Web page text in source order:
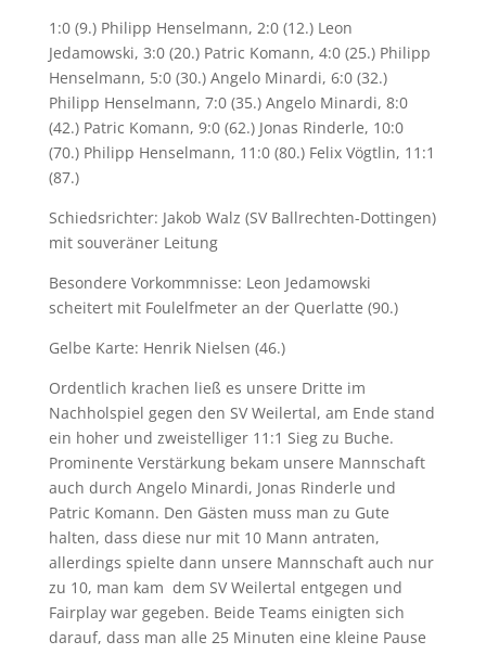
1:0 (9.) Philipp Henselmann, 2:0 (12.) Leon
Jedamowski, 3:0 (20.) Patric Komann, 4:0 (25.) Philipp
Henselmann, 5:0 (30.) Angelo Minardi, 6:0 (32.)
Philipp Henselmann, 7:0 (35.) Angelo Minardi, 8:0
(42.) Patric Komann, 9:0 (62.) Jonas Rinderle, 10:0
(70.) Philipp Henselmann, 11:0 (80.) Felix Vögtlin, 11:1
(87.)
Schiedsrichter: Jakob Walz (SV Ballrechten-Dottingen)
mit souveräner Leitung
Besondere Vorkommnisse: Leon Jedamowski
scheitert mit Foulelfmeter an der Querlatte (90.)
Gelbe Karte: Henrik Nielsen (46.)
Ordentlich krachen ließ es unsere Dritte im
Nachholspiel gegen den SV Weilertal, am Ende stand
ein hoher und zweistelliger 11:1 Sieg zu Buche.
Prominente Verstärkung bekam unsere Mannschaft
auch durch Angelo Minardi, Jonas Rinderle und
Patric Komann. Den Gästen muss man zu Gute
halten, dass diese nur mit 10 Mann antraten,
allerdings spielte dann unsere Mannschaft auch nur
zu 10, man kam dem SV Weilertal entgegen und
Fairplay war gegeben. Beide Teams einigten sich
darauf, dass man alle 25 Minuten eine kleine Pause